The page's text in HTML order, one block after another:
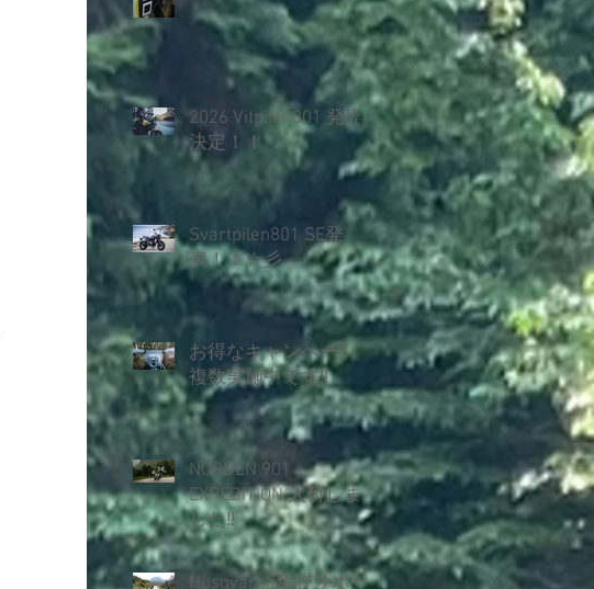
2026 Vitpilen801 発売
決定！！
Svartpilen801 SE発
表！！☆彡
お得なキャンペーン
複数実施中です‼
NORDEN 901
EXPEDITION 入荷しま
した‼
Husqvarna免許サポー